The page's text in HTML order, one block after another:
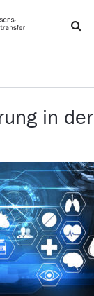
in der